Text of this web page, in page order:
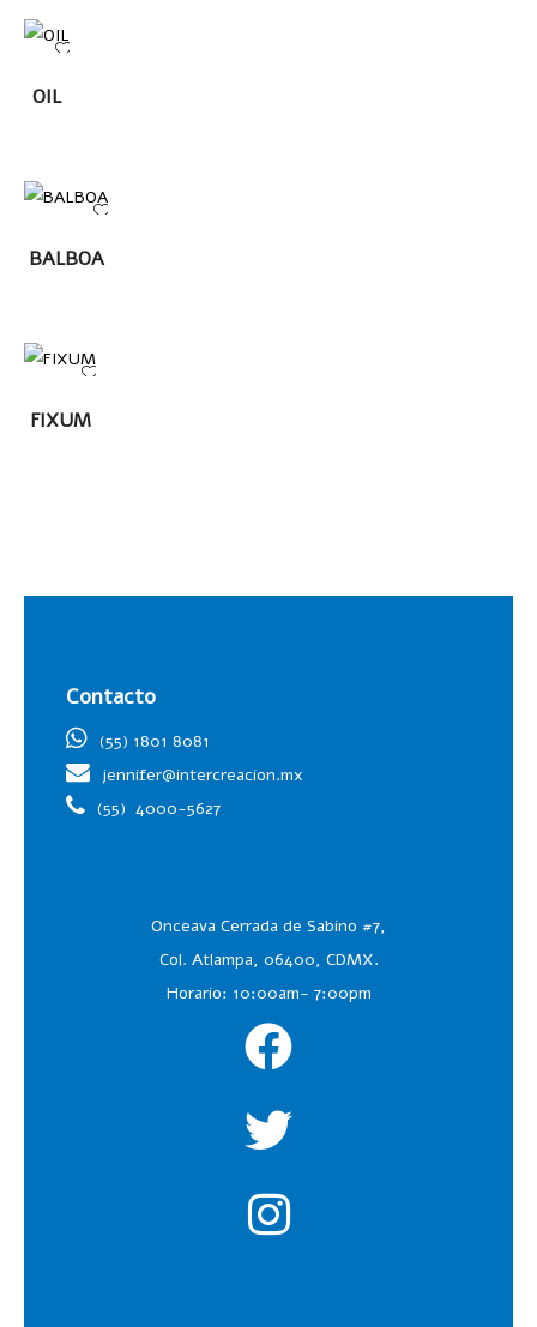
MÁS
OIL
MÁS
BALBOA
MÁS
FIXUM
Contacto
(55) 1801 8081
jennifer@intercreacion.mx
(55) 4000-5627
Onceava Cerrada de Sabino #7,
Col. Atlampa, 06400, CDMX.
Horario: 10:00am- 7:00pm